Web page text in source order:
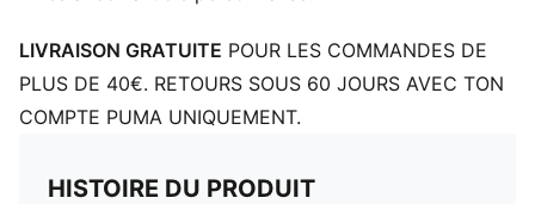
Fermeture : Fermeture à lacets
Semelle basse à multiples crampons et semelle
intermédiaire amortie idéal pour les terrains artificiels
PUMA Enfant et Adolescent : recommandé pour les
LIVRAISON GRATUITE POUR LES COMMANDES DE
PLUS DE 40€. RETOURS SOUS 60 JOURS AVEC TON
COMPTE PUMA UNIQUEMENT.
HISTOIRE DU PRODUIT